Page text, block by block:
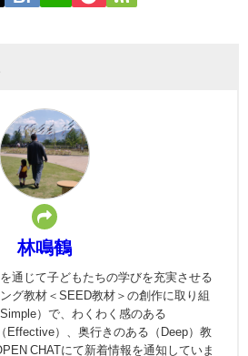
林鳴鶴
通じて子どもたちの学びを充実させる
グ教材＜SEED教材＞の創作に取り組
）で、わくわく感のある
Effective）、奥行きのある（Deep）教
CHATにて新着情報を通知していま